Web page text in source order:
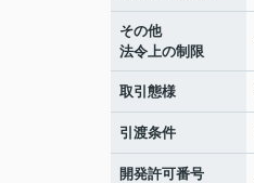
その他
法令上の制限
取引態様
引渡条件
開発許可番号